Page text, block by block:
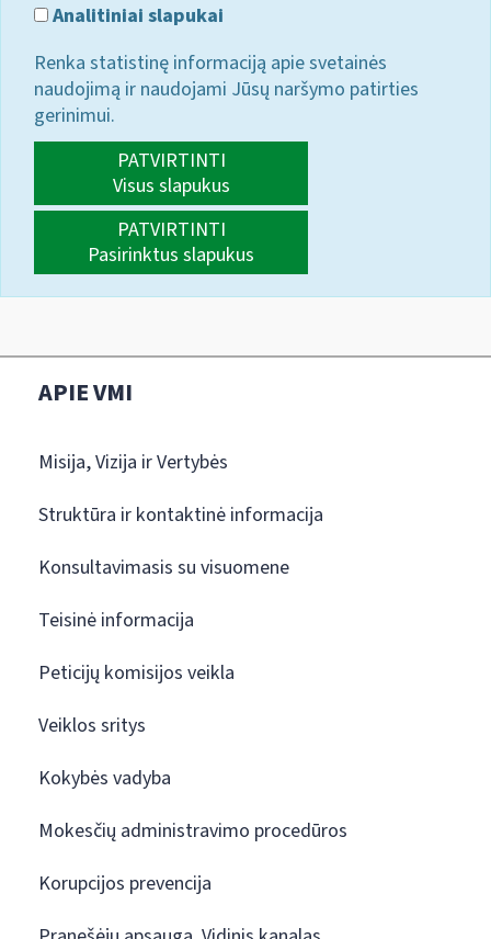
Analitiniai slapukai
Renka statistinę informaciją apie svetainės
naudojimą ir naudojami Jūsų naršymo patirties
gerinimui.
PATVIRTINTI
Visus slapukus
PATVIRTINTI
Pasirinktus slapukus
APIE VMI
Misija, Vizija ir Vertybės
Struktūra ir kontaktinė informacija
Konsultavimasis su visuomene
Teisinė informacija
Peticijų komisijos veikla
Veiklos sritys
Kokybės vadyba
Mokesčių administravimo procedūros
Korupcijos prevencija